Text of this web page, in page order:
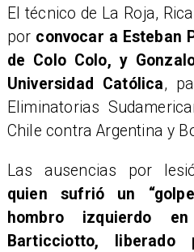
El técnico de La Roja,
por convocar a Esteban
de Colo Colo, y
Universidad Católica,
Eliminatorias
Chile contra Argentina y
Las ausencias por
quien sufrió un
hombro izquierdo
Barticciotto,